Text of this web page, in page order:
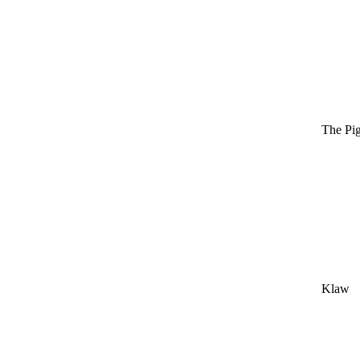
The
Klaw